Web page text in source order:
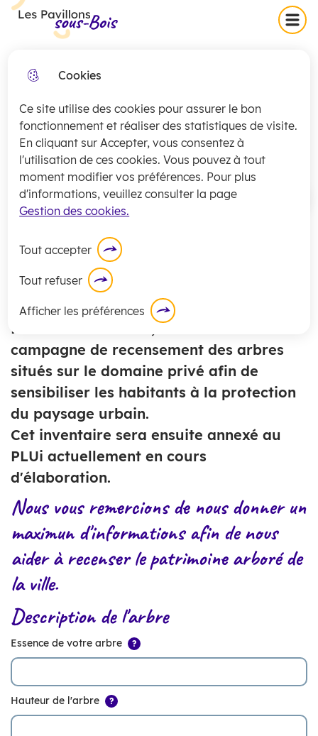
Cookies
Ce site utilise des cookies pour assurer le bon
fonctionnement et réaliser des statistiques de visite.
En cliquant sur Accepter, vous consentez à
l'utilisation de ces cookies. Vous pouvez à tout
moment modifier vos préférences. Pour plus
d'informations, veuillez consulter la page
Gestion des cookies.
Afficher les préférences
Tout accepter
Tout refuser
Skip
menu
Skip
to
Skip to
Collecte exceptionnelle des
jeudi 16 juillet
Lacollectedes encombrants pour les
secteurs 1 et 2 sera exceptionnellement
assuréece jeudi 16 juillet.
En savoir plus
Les Pavillons-sous-Bois Menu
arboré privé des Pavillons-
sous-Bois
Accueil
Les champs suivis par * sont obligatoires
Soucieuse de la préservation du
patrimoine arboré du territoire des
Pavillons-sous-Bois, la ville lance une
campagne de recensement des arbres
situés sur le domaine privé afin de
sensibiliser les habitants à la protection
du paysage urbain.
Cet inventaire sera ensuite annexé au
PLUi actuellement en cours
d'élaboration.
Nous vous remercions de nous donner un
maximun d'informations afin de nous
aider à recenser le patrimoine arboré de
la ville.
Description de l'arbre
Essence de votre arbre ?Information
Hauteur de l'arbre ?Information